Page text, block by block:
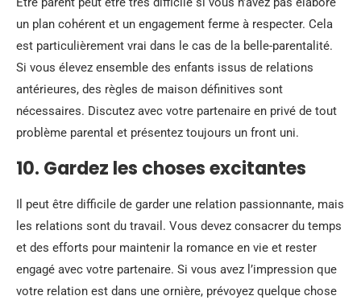
un plan cohérent et un engagement ferme à respecter. Cela
est particulièrement vrai dans le cas de la belle-parentalité.
Si vous élevez ensemble des enfants issus de relations
antérieures, des règles de maison définitives sont
nécessaires. Discutez avec votre partenaire en privé de tout
problème parental et présentez toujours un front uni.
10. Gardez les choses excitantes
Il peut être difficile de garder une relation passionnante, mais
les relations sont du travail. Vous devez consacrer du temps
et des efforts pour maintenir la romance en vie et rester
engagé avec votre partenaire. Si vous avez l’impression que
votre relation est dans une ornière, prévoyez quelque chose